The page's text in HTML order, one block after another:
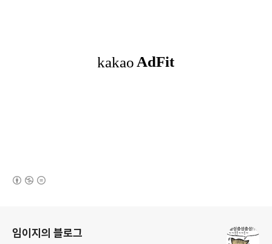
임이지의 블로그